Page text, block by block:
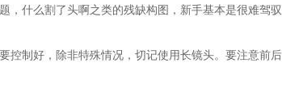
什么割了头啊之类的残缺构图，新手基本是很难驾驭
制好，除非特殊情况，切记使用长镜头。要注意前